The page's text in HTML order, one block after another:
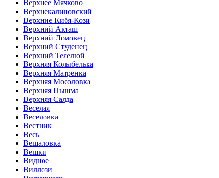
Верхнее Мячково
Верхнекалиновский
Верхние Кибя-Кози
Верхний Акташ
Верхний Ломовец
Верхний Студенец
Верхний Телелюй
Верхняя Колыбелька
Верхняя Матренка
Верхняя Мосоловка
Верхняя Пышма
Верхняя Салда
Веселая
Веселовка
Вестник
Весь
Вешаловка
Вешки
Видное
Виллози